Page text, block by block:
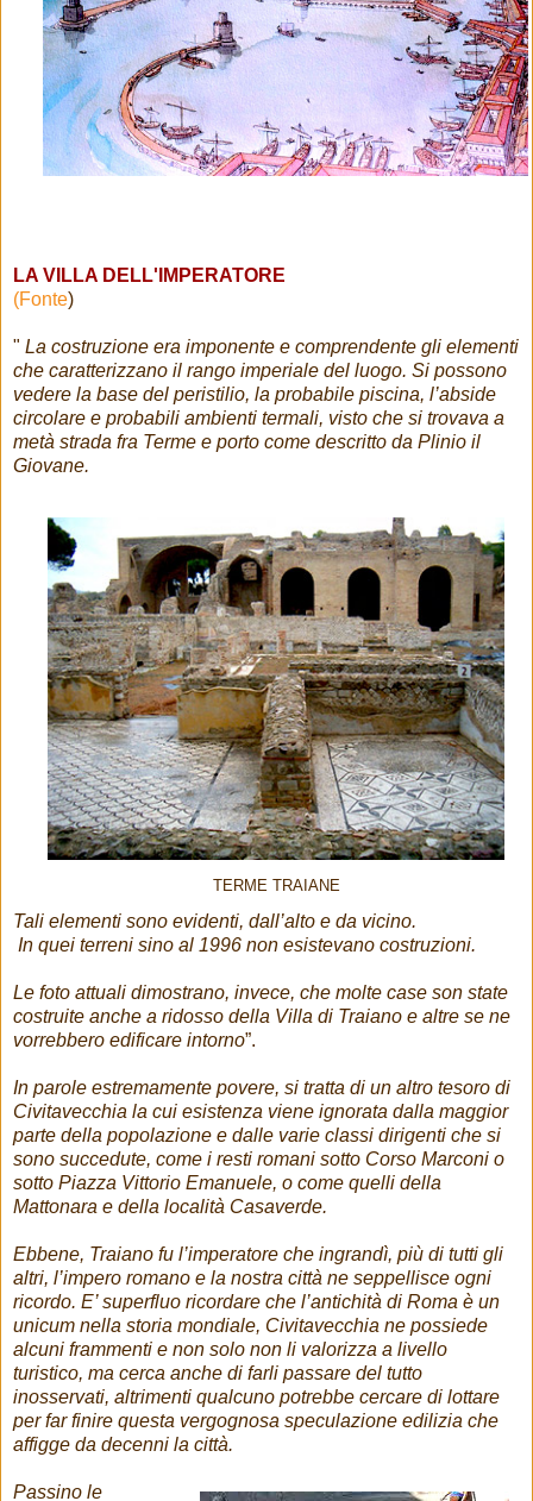
LA VILLA DELL'IMPERATORE
(Fonte)
" La costruzione era imponente e comprendente gli elementi
che caratterizzano il rango imperiale del luogo. Si possono
vedere la base del peristilio, la probabile piscina, l’abside
circolare e probabili ambienti termali, visto che si trovava a
metà strada fra Terme e porto come descritto da Plinio il
Giovane.
TERME TRAIANE
Tali elementi sono evidenti, dall’alto e da vicino.
In quei terreni sino al 1996 non esistevano costruzioni.
Le foto attuali dimostrano, invece, che molte case son state
costruite anche a ridosso della Villa di Traiano e altre se ne
vorrebbero edificare intorno”.
In parole estremamente povere, si tratta di un altro tesoro di
Civitavecchia la cui esistenza viene ignorata dalla maggior
parte della popolazione e dalle varie classi dirigenti che si
sono succedute, come i resti romani sotto Corso Marconi o
sotto Piazza Vittorio Emanuele, o come quelli della
Mattonara e della località Casaverde.
Ebbene, Traiano fu l’imperatore che ingrandì, più di tutti gli
altri, l’impero romano e la nostra città ne seppellisce ogni
ricordo. E’ superfluo ricordare che l’antichità di Roma è un
unicum nella storia mondiale, Civitavecchia ne possiede
alcuni frammenti e non solo non li valorizza a livello
turistico, ma cerca anche di farli passare del tutto
inosservati, altrimenti qualcuno potrebbe cercare di lottare
per far finire questa vergognosa speculazione edilizia che
affigge da decenni la città.
Passino le